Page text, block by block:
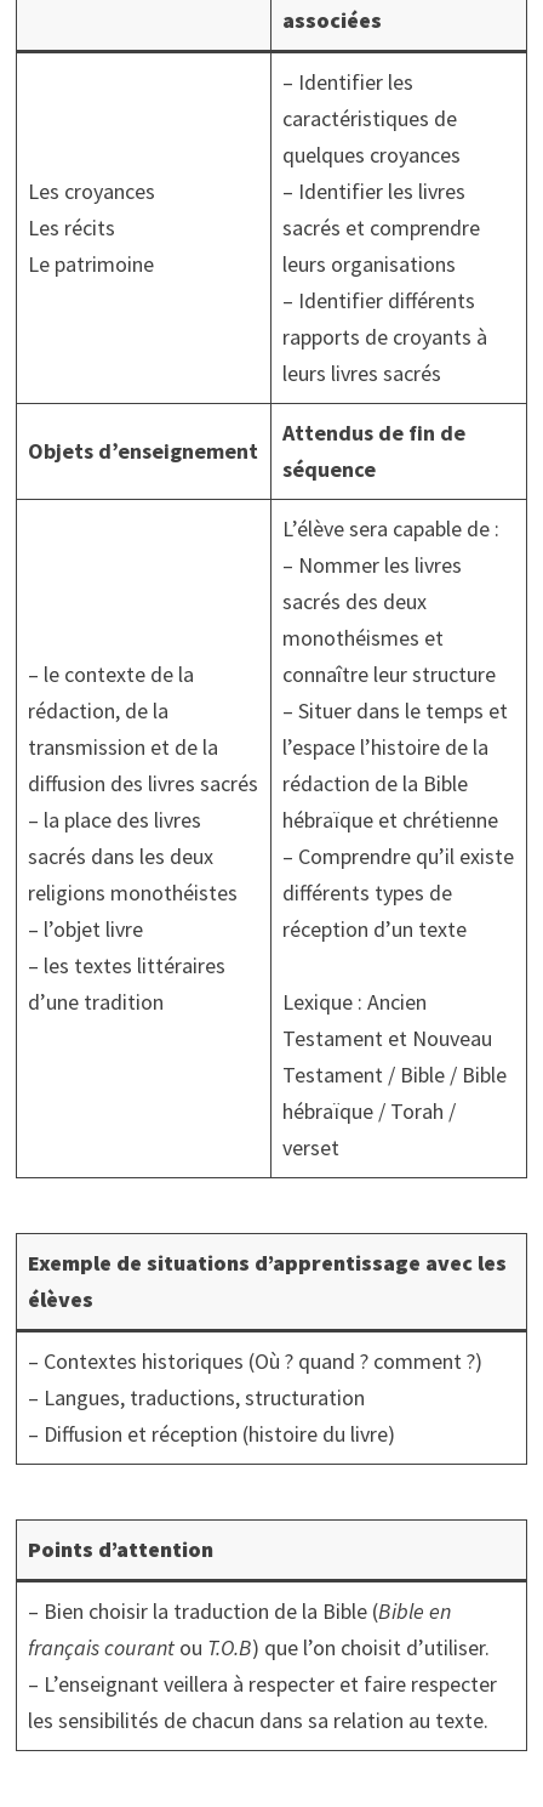
associées
Les croyances
Les récits
Le patrimoine
– Identifier les
caractéristiques de
quelques croyances
– Identifier les livres
sacrés et comprendre
leurs organisations
– Identifier différents
rapports de croyants à
leurs livres sacrés
Objets d’enseignement
Attendus de fin de
séquence
– le contexte de la
rédaction, de la
transmission et de la
diffusion des livres sacrés
– la place des livres
sacrés dans les deux
religions monothéistes
– l’objet livre
– les textes littéraires
d’une tradition
L’élève sera capable de :
– Nommer les livres
sacrés des deux
monothéismes et
connaître leur structure
– Situer dans le temps et
l’espace l’histoire de la
rédaction de la Bible
hébraïque et chrétienne
– Comprendre qu’il existe
différents types de
réception d’un texte
Lexique : Ancien
Testament et Nouveau
Testament / Bible / Bible
hébraïque / Torah /
verset
Exemple de situations d’apprentissage avec les
élèves
– Contextes historiques (Où ? quand ? comment ?)
– Langues, traductions, structuration
– Diffusion et réception (histoire du livre)
Points d’attention
– Bien choisir la traduction de la Bible (Bible en
français courantou T.O.B) que l’on choisit d’utiliser.
– L’enseignant veillera à respecter et faire respecter
les sensibilités de chacun dans sa relation au texte.